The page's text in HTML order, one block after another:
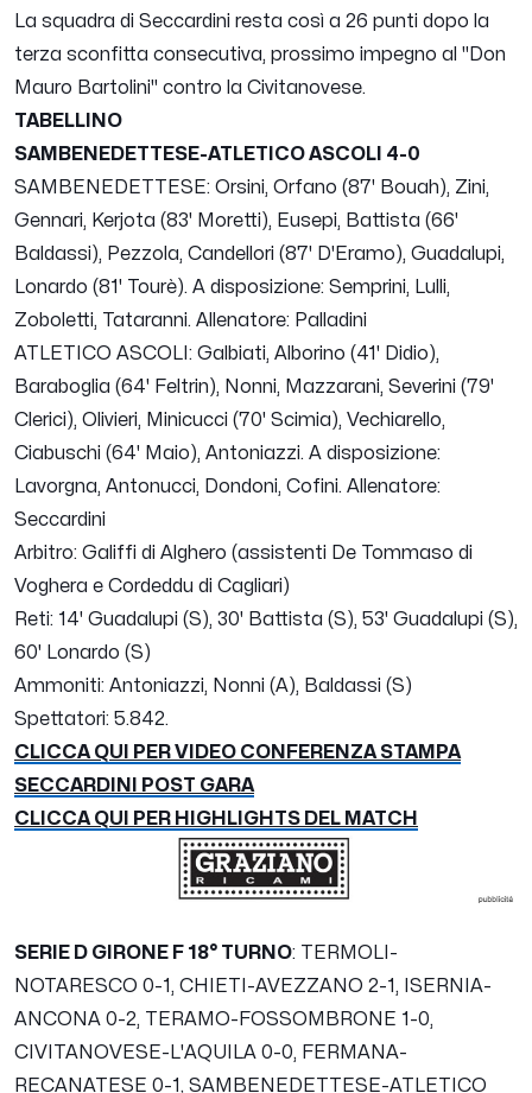
La squadra di Seccardini resta così a 26 punti dopo la
terza sconfitta consecutiva, prossimo impegno al "Don
Mauro Bartolini" contro la Civitanovese.
TABELLINO
SAMBENEDETTESE-ATLETICO ASCOLI 4-0
SAMBENEDETTESE: Orsini, Orfano (87' Bouah), Zini,
Gennari, Kerjota (83' Moretti), Eusepi, Battista (66'
Baldassi), Pezzola, Candellori (87' D'Eramo), Guadalupi,
Lonardo (81' Tourè). A disposizione: Semprini, Lulli,
Zoboletti, Tataranni. Allenatore: Palladini
ATLETICO ASCOLI: Galbiati, Alborino (41' Didio),
Baraboglia (64' Feltrin), Nonni, Mazzarani, Severini (79'
Clerici), Olivieri, Minicucci (70' Scimia), Vechiarello,
Ciabuschi (64' Maio), Antoniazzi. A disposizione:
Lavorgna, Antonucci, Dondoni, Cofini. Allenatore:
Seccardini
Arbitro: Galiffi di Alghero (assistenti De Tommaso di
Voghera e Cordeddu di Cagliari)
Reti: 14' Guadalupi (S), 30' Battista (S), 53' Guadalupi (S),
60' Lonardo (S)
Ammoniti: Antoniazzi, Nonni (A), Baldassi (S)
Spettatori: 5.842.
CLICCA QUI PER VIDEO CONFERENZA STAMPA
SECCARDINI POST GARA
CLICCA QUI PER HIGHLIGHTS DEL MATCH
SERIE D GIRONE F 18° TURNO: TERMOLI-
NOTARESCO 0-1, CHIETI-AVEZZANO 2-1, ISERNIA-
ANCONA 0-2, TERAMO-FOSSOMBRONE 1-0,
CIVITANOVESE-L'AQUILA 0-0, FERMANA-
RECANATESE 0-1, SAMBENEDETTESE-ATLETICO